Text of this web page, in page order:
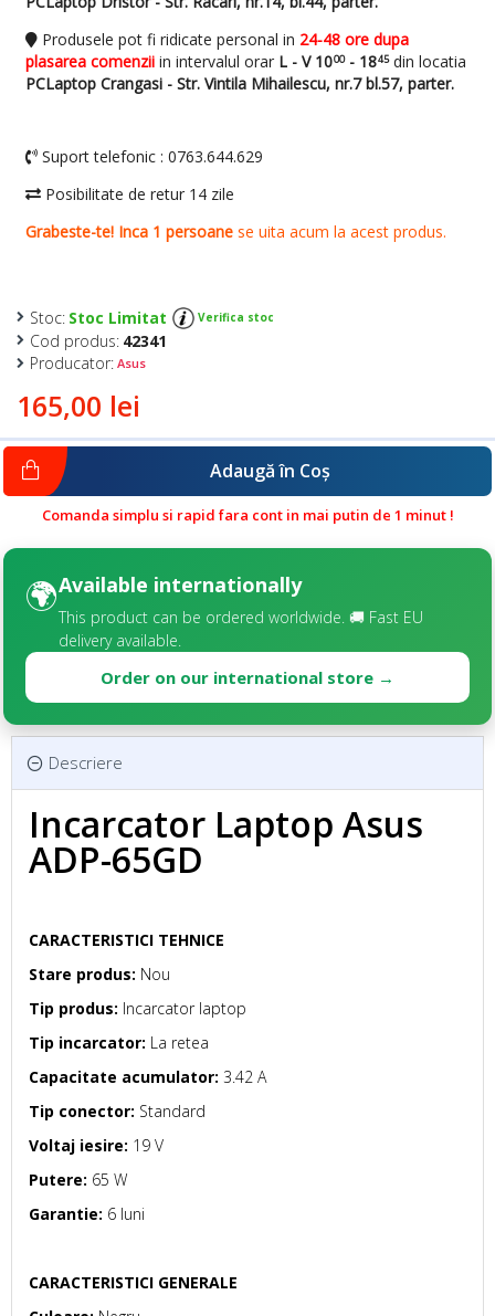
165,00 lei
Stoc: Stoc Limitat Verifica stoc
Cod produs: 42341
Producator: Asus
Adaugă în Coş
Comanda simplu si rapid fara cont in mai putin de 1 minut !
🌍Available internationally
This product can be ordered worldwide. 🚚 Fast EU
delivery available.
Order on our international store →
Descriere
Incarcator Laptop Asus
ADP-65GD
CARACTERISTICI TEHNICE
Stare produs: Nou
Tip produs: Incarcator laptop
Tip incarcator: La retea
Capacitate acumulator: 3.42 A
Tip conector: Standard
Voltaj iesire: 19 V
Putere: 65 W
Garantie: 6 luni
CARACTERISTICI GENERALE